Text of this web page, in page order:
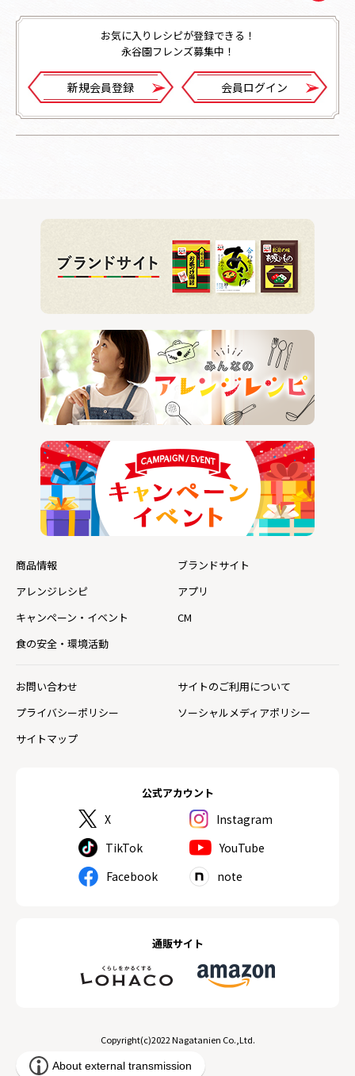
お気に入りレシピが登録できる！
永谷園フレンズ募集中！
新規会員登録 会員ログイン
公式アカウント
X
Instagram
TikTok
YouTube
Facebook
note
通販サイト
商品情報
ブランドサイト
アレンジレシピ
アプリ
キャンペーン・イベント
CM
食の安全・環境活動
お問い合わせ
サイトのご利用について
プライバシーポリシー
ソーシャルメディアポリシー
サイトマップ
Copyright(c)2022 Nagatanien Co.,Ltd.